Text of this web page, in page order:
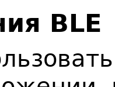
BLE